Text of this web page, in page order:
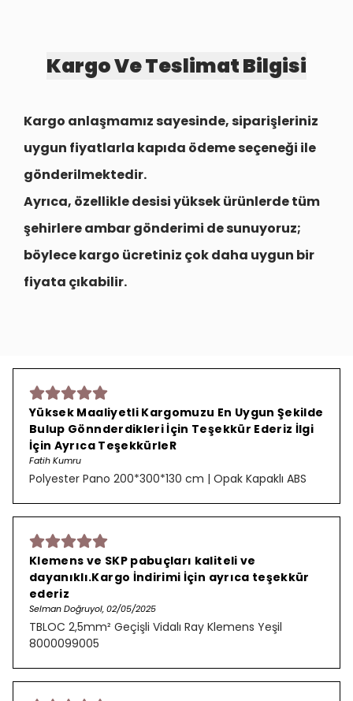
Kargo Ve Teslimat Bilgisi
Kargo anlaşmamız sayesinde, siparişleriniz
uygun fiyatlarla kapıda ödeme seçeneği ile
gönderilmektedir.
Ayrıca, özellikle desisi yüksek ürünlerde tüm
şehirlereambar gönderimi de sunuyoruz;
böylece kargo ücretiniz çok daha uygun bir
fiyata çıkabilir.
Yüksek Maaliyetli Kargomuzu En Uygun Şekilde
Bulup Gönnderdikleri İçin Teşekkür Ederiz İlgi
İçin Ayrıca TeşekkürleR
Fatih Kumru
Polyester Pano 200*300*130 cm | Opak Kapaklı ABS
Klemens ve SKP pabuçları kaliteli ve
dayanıklı.Kargo İndirimi İçin ayrıca teşekkür
ederiz
Selman Doğruyol, 02/05/2025
TBLOC 2,5mm² Geçişli Vidalı Ray Klemens Yeşil
8000099005